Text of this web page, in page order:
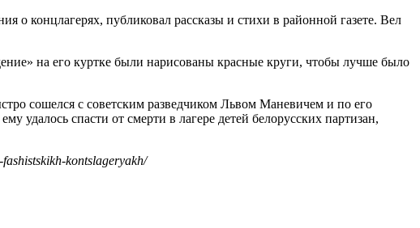
концлагерях, публиковал рассказы и стихи в районной газете. Вел
на его куртке были нарисованы красные круги, чтобы лучше было
сошелся с советским разведчиком Львом Маневичем и по его
удалось спасти от смерти в лагере детей белорусских партизан,
kontslageryakh/